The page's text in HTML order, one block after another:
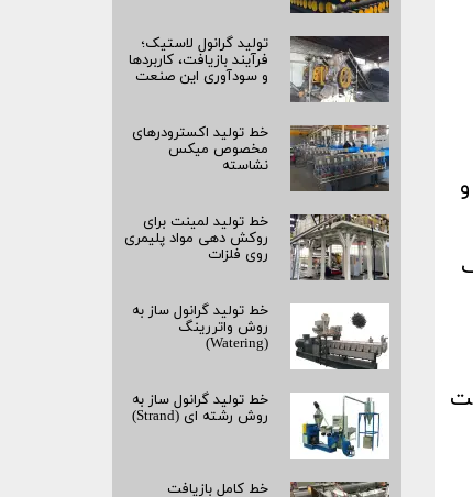
تولید گرانول لاستیک؛
فرآیند بازیافت، کاربردها
و سودآوری این صنعت
خط تولید اکسترودرهای
مخصوص میکس
نشاسته
خط تولید لمینت برای
روکش‌ دهی مواد پلیمری
روی فلزات
خط تولید گرانول ساز به
روش واتررینگ
(Watering)
خط تولید گرانول ساز به
روش رشته‌ ای (Strand)
خط کامل بازیافت